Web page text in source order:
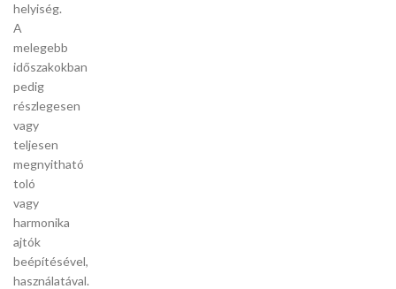
helyiség.
A
melegebb
időszakokban
pedig
részlegesen
vagy
teljesen
megnyitható
toló
vagy
harmonika
ajtók
beépítésével,
használatával.